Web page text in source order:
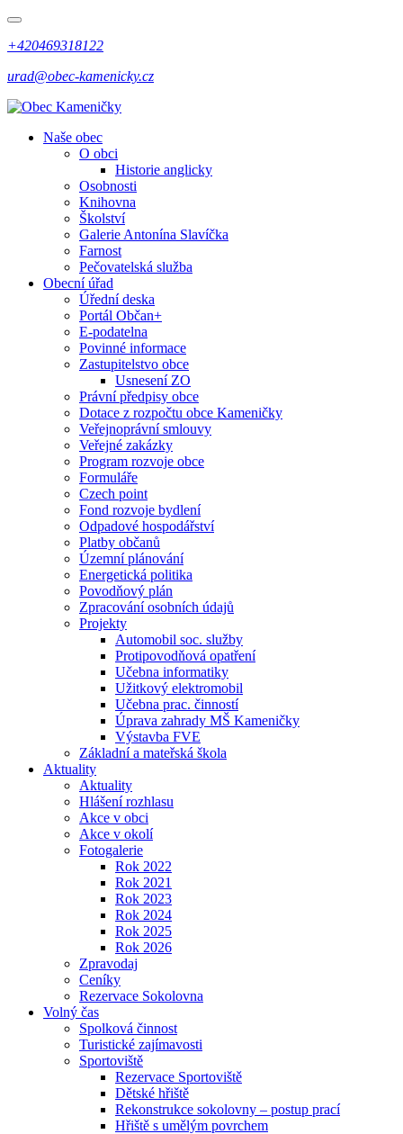
+420469318122
urad@obec-kamenicky.cz
Naše obec
O obci
Historie anglicky
Osobnosti
Knihovna
Školství
Galerie Antonína Slavíčka
Farnost
Pečovatelská služba
Obecní úřad
Úřední deska
Portál Občan+
E-podatelna
Povinné informace
Zastupitelstvo obce
Usnesení ZO
Právní předpisy obce
Dotace z rozpočtu obce Kameničky
Veřejnoprávní smlouvy
Veřejné zakázky
Program rozvoje obce
Formuláře
Czech point
Fond rozvoje bydlení
Odpadové hospodářství
Platby občanů
Územní plánování
Energetická politika
Povodňový plán
Zpracování osobních údajů
Projekty
Automobil soc. služby
Protipovodňová opatření
Učebna informatiky
Užitkový elektromobil
Učebna prac. činností
Úprava zahrady MŠ Kameničky
Výstavba FVE
Základní a mateřská škola
Aktuality
Aktuality
Hlášení rozhlasu
Akce v obci
Akce v okolí
Fotogalerie
Rok 2022
Rok 2021
Rok 2023
Rok 2024
Rok 2025
Rok 2026
Zpravodaj
Ceníky
Rezervace Sokolovna
Volný čas
Spolková činnost
Turistické zajímavosti
Sportoviště
Rezervace Sportoviště
Dětské hřiště
Rekonstrukce sokolovny – postup prací
Hřiště s umělým povrchem